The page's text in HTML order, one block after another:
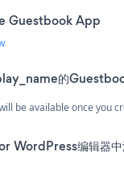
Guestbook App
的
be available once you
WordPress编辑器